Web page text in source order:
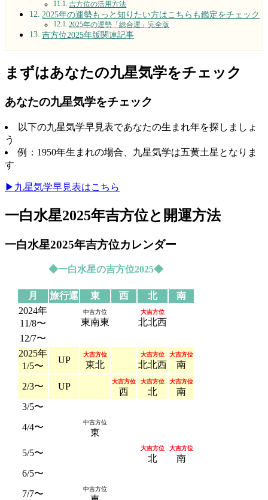
吉方位の活用方法
2025年の運勢もっと知りたい方はこちらも鑑定をチェック
2025年の運勢「総合運」完全版
吉方位2025年版関連記事
まずはあなたの九星気学をチェック
あなたの九星気学をチェック
以下の九星気学早見表であなたの生まれ年を探しましょ
う
例：1950年生まれの場合、九星気学は五黄土星となりま
す
▶︎九星気学早見表はこちら
一白水星2025年吉方位と開運方法
一白水星2025年吉方位カレンダー
◆一白水星の吉方位2025◆
月 旅行運 東 西 北
南
2024年
11/8〜
中吉方位
東南東
大吉方位
北北西
12/7〜
2025年
1/5〜
UP
大吉方位
東北
大吉方位
北北西
大吉方位
南
2/3〜 UP 大吉方位
西
大吉方位
北
大吉方位
南
3/5〜
4/4〜
中吉方位
東
5/5〜
大吉方位
北
大吉方位
南
6/5〜
7/7〜
中吉方位